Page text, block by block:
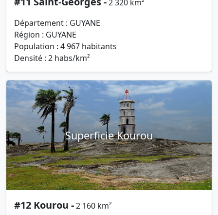
2 320 km²
Département : GUYANE
Région : GUYANE
Population : 4 967 habitants
Densité : 2 habs/km²
Superficie Kourou
#12 Kourou -2 160 km²